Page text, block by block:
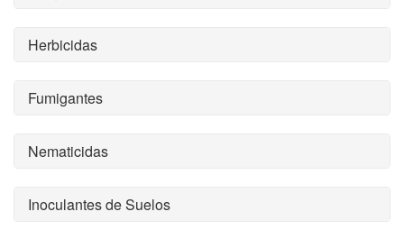
Herbicidas
Fumigantes
Nematicidas
Inoculantes de Suelos